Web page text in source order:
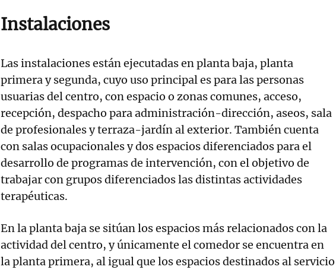
Instalaciones
Las instalaciones están ejecutadas en planta baja, planta
primera y segunda, cuyo uso principal es para las personas
usuarias del centro, con espacio o zonas comunes, acceso,
recepción, despacho para administración-dirección, aseos, sala
de profesionales y terraza-jardín al exterior. También cuenta
con salas ocupacionales y dos espacios diferenciados para el
desarrollo de programas de intervención, con el objetivo de
trabajar con grupos diferenciados las distintas actividades
terapéuticas.
En la planta baja se sitúan los espacios más relacionados con la
actividad del centro, y únicamente el comedor se encuentra en
la planta primera, al igual que los espacios destinados al servicio